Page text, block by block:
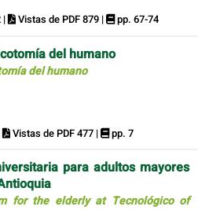
| Vistas de PDF 879 | pp. 67-74
del humano
del humano
Vistas de PDF 477 | pp. 7
para adultos mayores
for the elderly at Tecnológico of